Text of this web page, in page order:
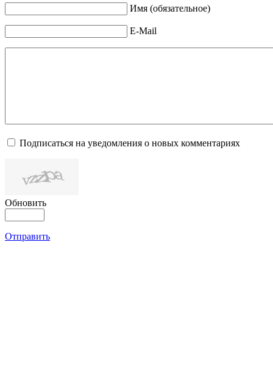
Имя (обязательное)
E-Mail
Подписаться на уведомления о новых комментариях
Обновить
Отправить